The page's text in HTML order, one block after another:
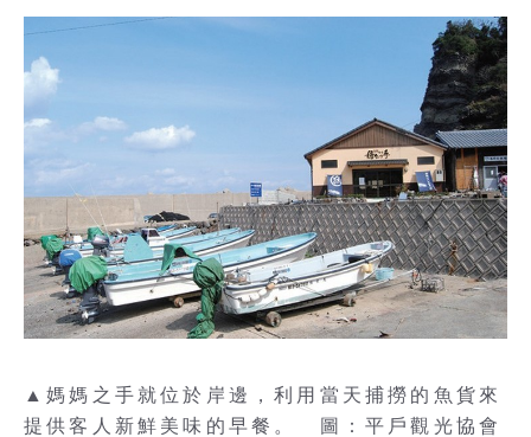
▲媽媽之手就位於岸邊，利用當天捕撈的魚貨來
提供客人新鮮美味的早餐。 圖：平戶觀光協會